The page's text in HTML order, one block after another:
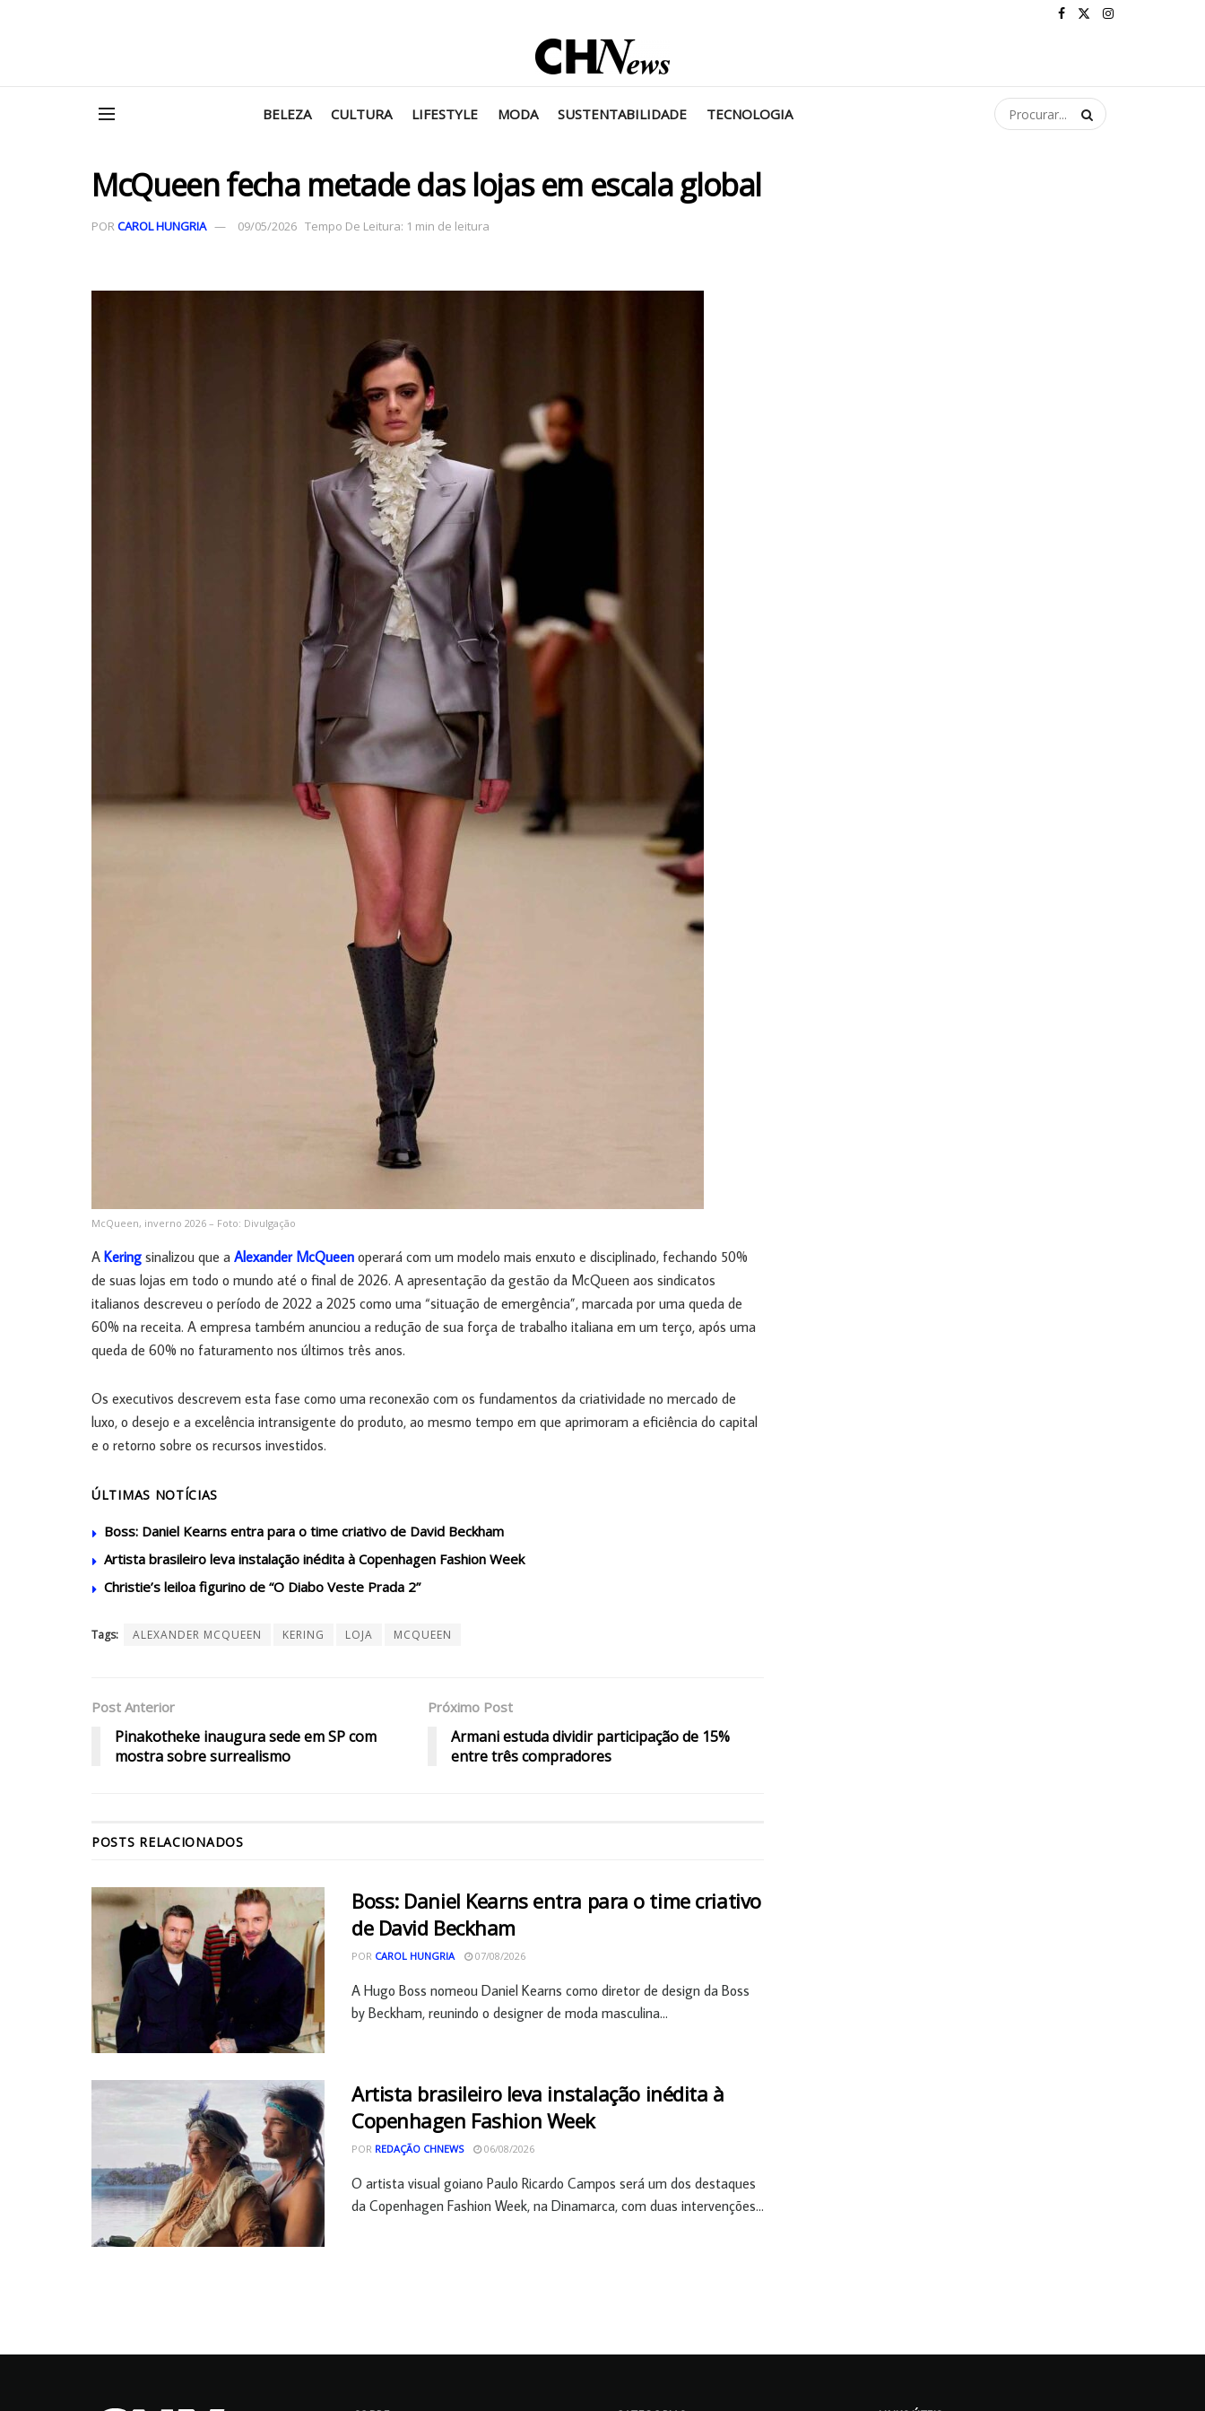
BELEZA CULTURA LIFESTYLE MODA SUSTENTABILIDADE TECNOLOGIA
McQueen fecha metade das lojas em escala global
POR CAROL HUNGRIA 09/05/2026 Tempo De Leitura: 1 min de leitura
McQueen, inverno 2026 – Foto: Divulgação
A Kering sinalizou que a Alexander McQueen operará com um modelo mais enxuto e disciplinado, fechando 50%
de suas lojas em todo o mundo até o final de 2026. A apresentação da gestão da McQueen aos sindicatos
italianos descreveu o período de 2022 a 2025 como uma “situação de emergência”, marcada por uma queda de
60% na receita. A empresa também anunciou a redução de sua força de trabalho italiana em um terço, após uma
queda de 60% no faturamento nos últimos três anos.
Os executivos descrevem esta fase como uma reconexão com os fundamentos da criatividade no mercado de
luxo, o desejo e a excelência intransigente do produto, ao mesmo tempo em que aprimoram a eficiência do capital
e o retorno sobre os recursos investidos.
ÚLTIMAS NOTÍCIAS
Boss: Daniel Kearns entra para o time criativo de David Beckham
Artista brasileiro leva instalação inédita à Copenhagen Fashion Week
Christie’s leiloa figurino de “O Diabo Veste Prada 2”
Tags: ALEXANDER MCQUEEN KERING LOJA MCQUEEN
Post Anterior
Pinakotheke inaugura sede em SP com
mostra sobre surrealismo
Próximo Post
Armani estuda dividir participação de 15%
entre três compradores
POSTS RELACIONADOS
Boss: Daniel Kearns entra para o time criativo
de David Beckham
POR CAROL HUNGRIA 07/08/2026
A Hugo Boss nomeou Daniel Kearns como diretor de design da Boss
by Beckham, reunindo o designer de moda masculina...
Artista brasileiro leva instalação inédita à
Copenhagen Fashion Week
POR REDAÇÃO CHNEWS 06/08/2026
O artista visual goiano Paulo Ricardo Campos será um dos destaques
da Copenhagen Fashion Week, na Dinamarca, com duas intervenções...